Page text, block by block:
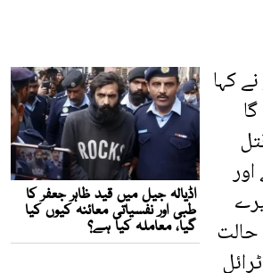
کہا